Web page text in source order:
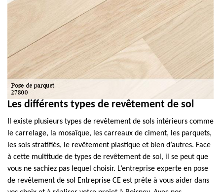
Les différents types de revêtement de sol
Il existe plusieurs types de revêtement de sols intérieurs comme
le carrelage, la mosaïque, les carreaux de ciment, les parquets,
les sols stratifiés, le revêtement plastique et bien d’autres. Face
à cette multitude de types de revêtement de sol, il se peut que
vous ne sachiez pas lequel choisir. L’entreprise experte en pose
de revêtement de sol Entreprise CE est prête à vous aider dans